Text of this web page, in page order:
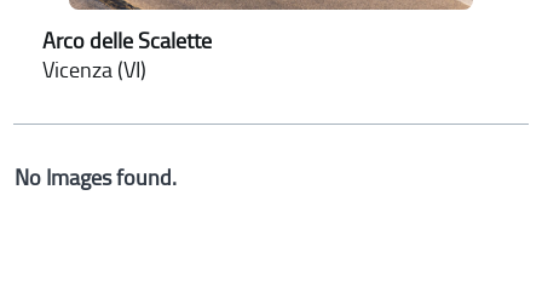
Arco delle Scalette
Vicenza (VI)
No Images found.